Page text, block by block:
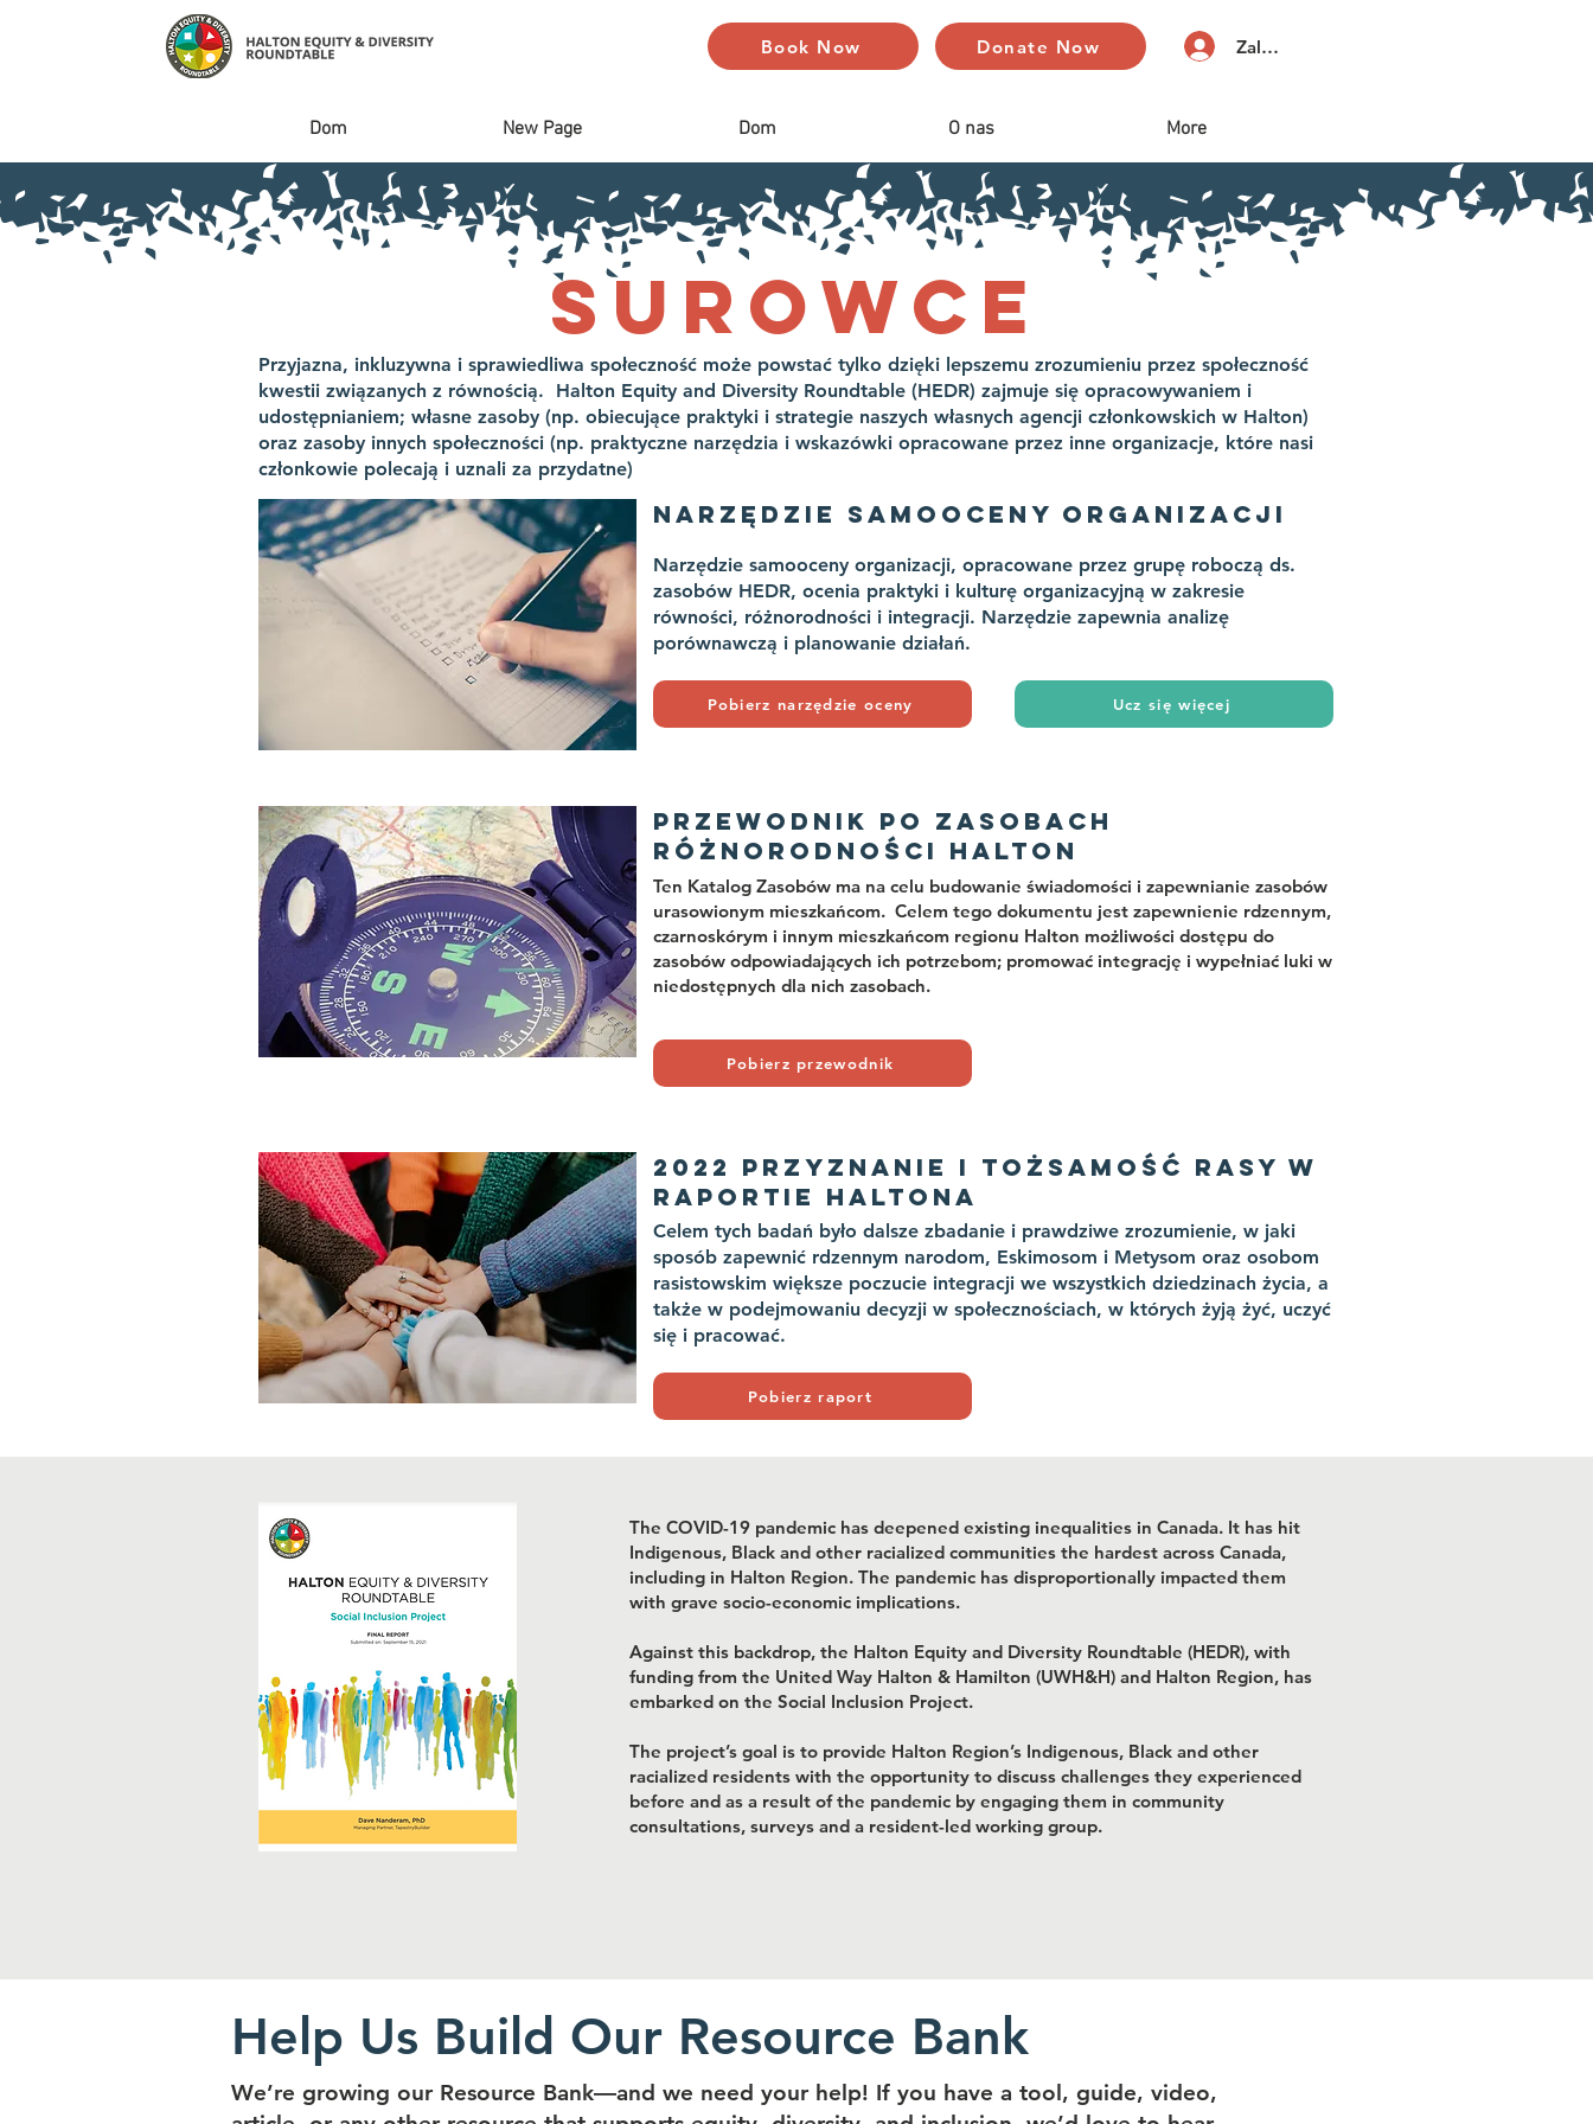
Book Now Donate Now Zaloguj się
Dom New Page Dom O nas More
Surowce
Przyjazna, inkluzywna i sprawiedliwa społeczność może powstać tylko dzięki lepszemu zrozumieniu przez społeczność
kwestii związanych z równością. Halton Equity and Diversity Roundtable (HEDR) zajmuje się opracowywaniem i
udostępnianiem; własne zasoby (np. obiecujące praktyki i strategie naszych własnych agencji członkowskich w Halton)
oraz zasoby innych społeczności (np. praktyczne narzędzia i wskazówki opracowane przez inne organizacje, które nasi
członkowie polecają i uznali za przydatne)
NARZĘDZIE SAMOOCENY ORGANIZACJI
Narzędzie samooceny organizacji, opracowane przez grupę roboczą ds.
zasobów HEDR, ocenia praktyki i kulturę organizacyjną w zakresie
równości, różnorodności i integracji. Narzędzie zapewnia analizę
porównawczą i planowanie działań.
Pobierz narzędzie oceny Ucz się więcej
PRZEWODNIK PO ZASOBACH
RÓŻNORODNOŚCI HALTON
Ten Katalog Zasobów ma na celu budowanie świadomości i zapewnianie zasobów
urasowionym mieszkańcom. Celem tego dokumentu jest zapewnienie rdzennym,
czarnoskórym i innym mieszkańcom regionu Halton możliwości dostępu do
zasobów odpowiadających ich potrzebom; promować integrację i wypełniać luki w
niedostępnych dla nich zasobach.
Pobierz przewodnik
2022 PRZYZNANIE I TOŻSAMOŚĆ RASY W
RAPORTIE HALTONA
Celem tych badań było dalsze zbadanie i prawdziwe zrozumienie, w jaki
sposób zapewnić rdzennym narodom, Eskimosom i Metysom oraz osobom
rasistowskim większe poczucie integracji we wszystkich dziedzinach życia, a
także w podejmowaniu decyzji w społecznościach, w których żyją żyć, uczyć
się i pracować.
Pobierz raport
The COVID-19 pandemic has deepened existing inequalities in Canada. It has hit
Indigenous, Black and other racialized communities the hardest across Canada,
including in Halton Region. The pandemic has disproportionally impacted them
with grave socio-economic implications.
Against this backdrop, the Halton Equity and Diversity Roundtable (HEDR), with
funding from the United Way Halton & Hamilton (UWH&H) and Halton Region, has
embarked on the Social Inclusion Project.
The project’s goal is to provide Halton Region’s Indigenous, Black and other
racialized residents with the opportunity to discuss challenges they experienced
before and as a result of the pandemic by engaging them in community
consultations, surveys and a resident-led working group.
Help Us Build Our Resource Bank
We’re growing our Resource Bank—and we need your help! If you have a tool, guide, video,